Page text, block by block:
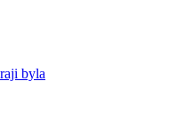
byla